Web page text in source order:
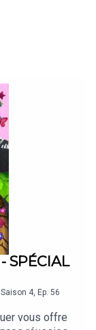
sur Apple
glaces !
SPÉCIAL
Saison 4, Ep. 56
vous offre